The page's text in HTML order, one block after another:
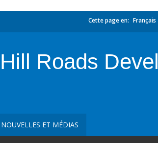
Cette page en: Français
Roads
NOUVELLES ET MÉDIAS